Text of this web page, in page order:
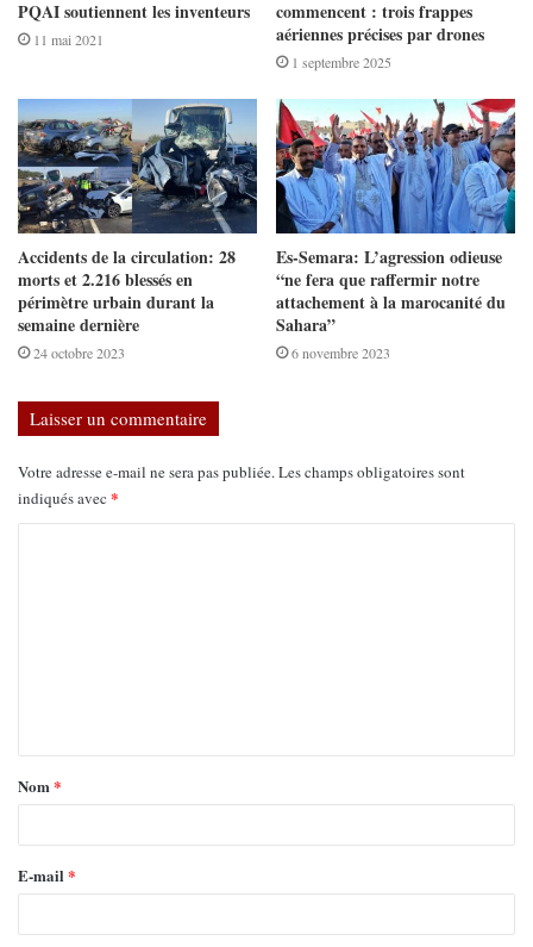
PQAI soutiennent les inventeurs
11 mai 2021
commencent : trois frappes
aériennes précises par drones
1 septembre 2025
Accidents de la circulation: 28
morts et 2.216 blessés en
périmètre urbain durant la
semaine dernière
24 octobre 2023
Es-Semara: L’agression odieuse
“ne fera que raffermir notre
attachement à la marocanité du
Sahara”
6 novembre 2023
Laisser un commentaire
Votre adresse e-mail ne sera pas publiée.Les champs obligatoires sont
indiqués avec *
Nom*
E-mail *